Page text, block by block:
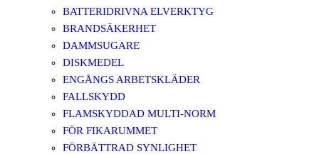
BATTERIDRIVNA ELVERKTYG
BRANDSÄKERHET
DAMMSUGARE
DISKMEDEL
ENGÅNGS ARBETSKLÄDER
FALLSKYDD
FLAMSKYDDAD MULTI-NORM
FÖR FIKARUMMET
FÖRBÄTTRAD SYNLIGHET